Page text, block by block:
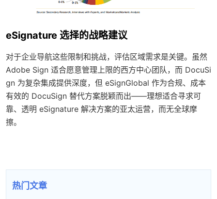
eSignature 选择的战略建议
对于企业导航这些限制和挑战，评估区域需求是关键。虽然
Adobe Sign 适合愿意管理上限的西方中心团队，而 DocuSi
gn 为复杂集成提供深度，但 eSignGlobal 作为合规、成本
有效的 DocuSign 替代方案脱颖而出——理想适合寻求可
靠、透明 eSignature 解决方案的亚太运营，而无全球摩
擦。
热门文章